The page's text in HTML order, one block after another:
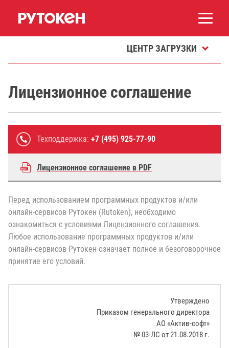
ЦЕНТР ЗАГРУЗКИ
Лицензионное соглашение
Перед использованием программных продуктов и/или
онлайн-сервисов Рутокен (Rutoken), необходимо
ознакомиться с условиями Лицензионного соглашения.
Любое использование программных продуктов и/или
онлайн-сервисов Рутокен означает полное и безоговорочное
принятие его условий.
Техподдержка: +7 (495) 925-77-90
Лицензионное соглашение в PDF
Утверждено
Приказом генерального директора
АО «Актив-софт»
№ 03-ЛС от 21.08.2018 г.